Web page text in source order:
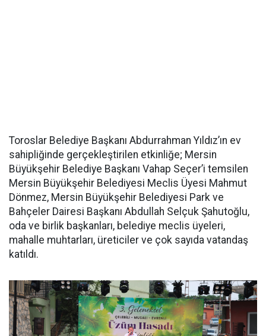
Toroslar Belediye Başkanı Abdurrahman Yıldız’ın ev
sahipliğinde gerçekleştirilen etkinliğe; Mersin
Büyükşehir Belediye Başkanı Vahap Seçer’i temsilen
Mersin Büyükşehir Belediyesi Meclis Üyesi Mahmut
Dönmez, Mersin Büyükşehir Belediyesi Park ve
Bahçeler Dairesi Başkanı Abdullah Selçuk Şahutoğlu,
oda ve birlik başkanları, belediye meclis üyeleri,
mahalle muhtarları, üreticiler ve çok sayıda vatandaş
katıldı.